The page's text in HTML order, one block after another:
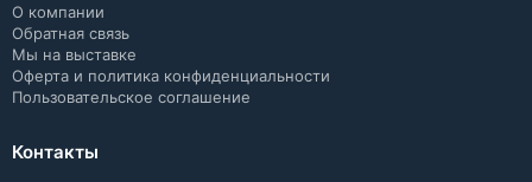
О компании
Обратная связь
Мы на выставке
Оферта и политика конфиденциальности
Пользовательское соглашение
Контакты